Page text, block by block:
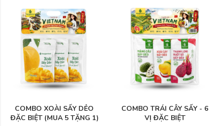
COMBO XOÀI SẤY DẺO
ĐẶC BIỆT (MUA 5 TẶNG 1)
COMBO TRÁI CÂY SẤY - 6
VỊ ĐẶC BIỆT